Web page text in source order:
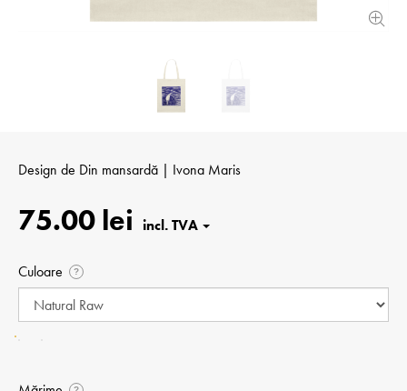
Design de Din mansardă | Ivona Maris
75.00 lei
Culoare ?